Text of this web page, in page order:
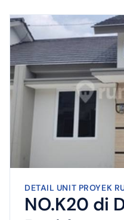
DETAIL UNIT PROYEK
NO.K20 di